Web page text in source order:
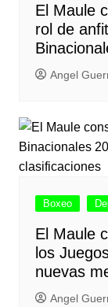
El Maule
rol de
Angel
Boxeo
El Maule
los
nuevas
Angel